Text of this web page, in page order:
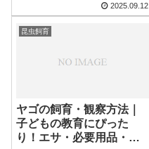
2025.09.12
昆虫飼育
ヤゴの飼育・観察方法｜
子どもの教育にぴった
り！エサ・必要用品・注